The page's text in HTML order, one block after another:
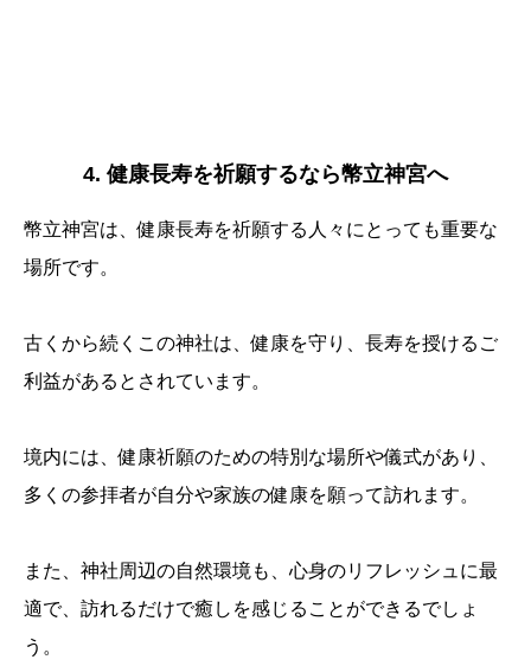
4. 健康長寿を祈願するなら幣立神宮へ
幣立神宮は、健康長寿を祈願する人々にとっても重要な
場所です。
古くから続くこの神社は、健康を守り、長寿を授けるご
利益があるとされています。
境内には、健康祈願のための特別な場所や儀式があり、
多くの参拝者が自分や家族の健康を願って訪れます。
また、神社周辺の自然環境も、心身のリフレッシュに最
適で、訪れるだけで癒しを感じることができるでしょ
う。